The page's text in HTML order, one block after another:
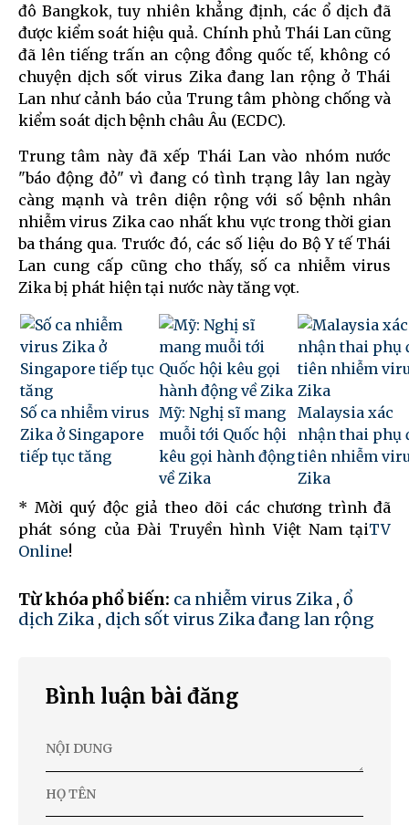
đô Bangkok, tuy nhiên khẳng định, các ổ dịch đã
được kiểm soát hiệu quả. Chính phủ Thái Lan cũng
đã lên tiếng trấn an cộng đồng quốc tế, không có
chuyện dịch sốt virus Zika đang lan rộng ở Thái
Lan như cảnh báo của Trung tâm phòng chống và
kiểm soát dịch bệnh châu Âu (ECDC).
Trung tâm này đã xếp Thái Lan vào nhóm nước
"báo động đỏ" vì đang có tình trạng lây lan ngày
càng mạnh và trên diện rộng với số bệnh nhân
nhiễm virus Zika cao nhất khu vực trong thời gian
ba tháng qua. Trước đó, các số liệu do Bộ Y tế Thái
Lan cung cấp cũng cho thấy, số ca nhiễm virus
Zika bị phát hiện tại nước này tăng vọt.
Số ca nhiễm virus
Zika ở Singapore
tiếp tục tăng
Mỹ: Nghị sĩ mang
muỗi tới Quốc hội
kêu gọi hành động
về Zika
Malaysia xác
nhận thai phụ
tiên nhiễm
Zika
* Mời quý độc giả theo dõi các chương trình đã
phát sóng của Đài Truyền hình Việt Nam tạiTV
Online!
Từ khóa phổ biến: ca nhiễm virus Zika , ổ
dịch Zika , dịch sốt virus Zika đang lan rộng
Bình luận bài đăng